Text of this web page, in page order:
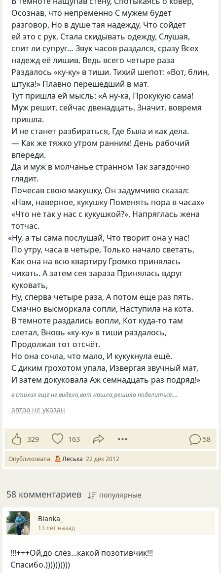
Осознав, что непременно С мужем будет
разговор, Но в душе тая надежду, Что сойдет
ей это с рук, Стала скидывать одежду, Слушая,
спит ли супруг… Звук часов раздался, сразу Всех
надежд её лишив. Ведь всего четыре раза
Раздалось «ку-ку» в тиши. Тихий шепот: «Вот, блин,
штука!» Плавно перешедший в мат.
Тут пришла ей мысль: «А ну-ка, Прокукую сама!
Муж решит, сейчас двенадцать, Значит, вовремя
пришла.
И не станет разбираться, Где была и как дела.
— Как же тяжко утром ранним! День рабочий
впереди.
Да и муж в молчанье странном Так загадочно
глядит.
Почесав свою макушку, Он задумчиво сказал:
«Нам, наверное, кукушку Поменять пора в часах»
«Что не так у нас с кукушкой?», Напряглась жена
тотчас.
«Ну, а ты сама послушай, Что творит она у нас!
По утру, часа в четыре, Только начало светать,
Как она на всю квартиру Громко принялась
чихать. А затем сея зараза Принялась вдруг
куковать,
Ну, сперва четыре раза, А потом еще раз пять.
Смачно высморкала сопли, Наступила на кота.
В темноте раздались вопли, Кот куда-то там
слетал, Вновь «ку-ку» в тиши раздалось,
Продолжая тот отсчёт.
Но она сочла, что мало, И кукукнула ещё.
С диким грохотом упала, Извергая звучный мат,
И затем докуковала Аж семнадцать раз подряд!»
в стихах ещё не видела,вот нашла,решила поделиться....
автор не указан
329 163 58
Опубликовала Леська 22 дек 2012
58 комментариев популярные
Blanka_
13 лет назад
!!!+++Ой,до слёз...какой позотивчик!!!
Спасибо.))))))))))